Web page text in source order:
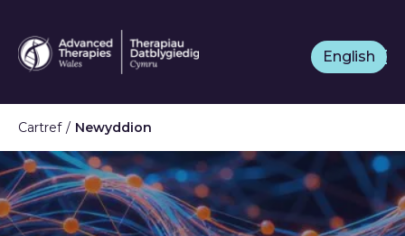
Neidio
i'r
prif
English
Cartref Newyddion